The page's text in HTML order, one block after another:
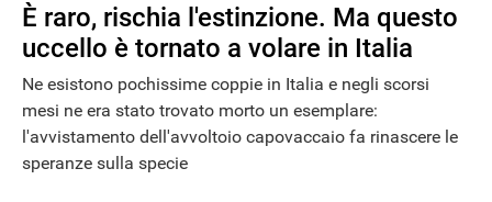
È raro, rischia l'estinzione. Ma questo
uccello è tornato a volare in Italia
Ne esistono pochissime coppie in Italia e negli scorsi
mesi ne era stato trovato morto un esemplare:
l'avvistamento dell'avvoltoio capovaccaio fa rinascere le
speranze sulla specie